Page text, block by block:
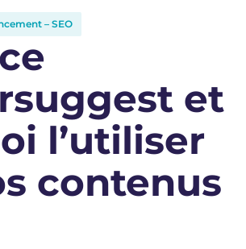
– SEO
et
l’utiliser
contenus